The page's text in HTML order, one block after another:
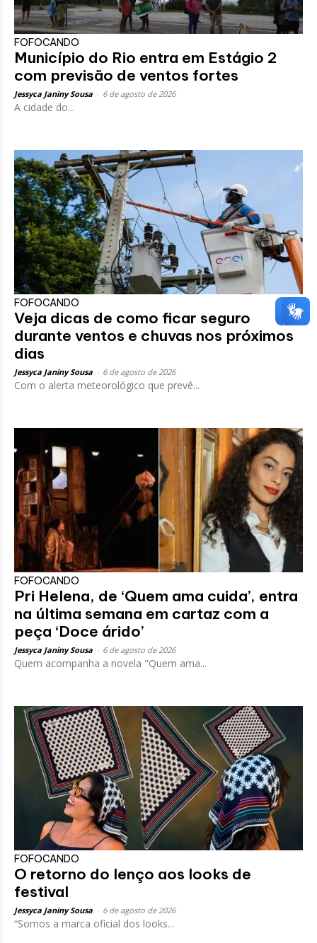
FOFOCANDO
Município do Rio entra em Estágio 2
com previsão de ventos fortes
Jessyca Janiny Sousa 6 de agosto de 2026
A cidade do...
FOFOCANDO
Veja dicas de como ficar seguro
durante ventos e chuvas nos próximos
dias
Jessyca Janiny Sousa 6 de agosto de 2026
Com o alerta meteorológico que prevê...
FOFOCANDO
Pri Helena, de ‘Quem ama cuida’, entra
na última semana em cartaz com a
peça ‘Doce árido’
Jessyca Janiny Sousa 6 de agosto de 2026
Quem acompanha a novela "Quem ama...
FOFOCANDO
O retorno do lenço aos looks de
festival
Jessyca Janiny Sousa 6 de agosto de 2026
“Somos a marca oficial dos looks...